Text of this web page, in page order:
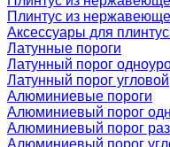
Плинтус из
Аксессуары для
Латунные пороги
Латунный порог
Латунный порог угловой
Алюминиевые пороги
Алюминиевый порог
Алюминиевый порог
Алюминиевый порог